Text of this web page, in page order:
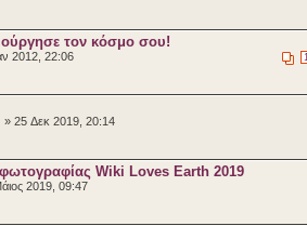
τον κόσμο σου!
2012, 22:06
» 25 Δεκ 2019, 20:14
Wiki Loves Earth 2019
2019, 09:47